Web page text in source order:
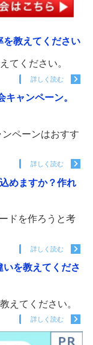
教えてください
てください。
詳しく読む
ャンペーン。
ペーンはおすす
詳しく読む
めますか？作れ
ドを作ろうと考
詳しく読む
を教えてくださ
えてください。
詳しく読む